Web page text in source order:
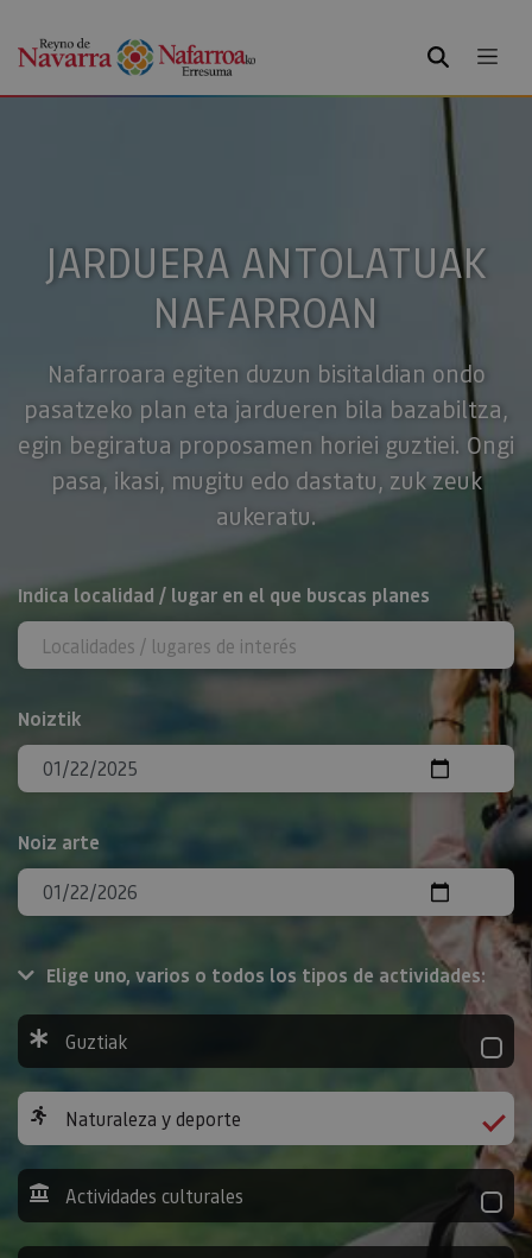
BILATU
JARDUERA ANTOLATUAK
NAFARROAN
Nafarroara egiten duzun bisitaldian ondo
pasatzeko plan eta jardueren bila bazabiltza,
egin begiratua proposamen horiei guztiei. Ongi
pasa, ikasi, mugitu edo dastatu, zuk zeuk
aukeratu.
BILATU
Indica localidad / lugar en el que buscas planes
Noiztik
Noiz arte
Elige uno, varios o todos los tipos de actividades:
Guztiak
Naturaleza y deporte
Actividades culturales